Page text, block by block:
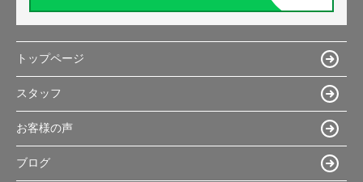
トップページ
スタッフ
お客様の声
ブログ